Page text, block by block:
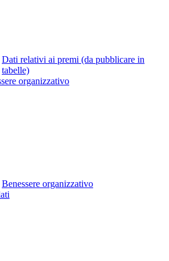
Dati relativi ai premi (da pubblicare in
tabelle)
organizzativo
Benessere organizzativo